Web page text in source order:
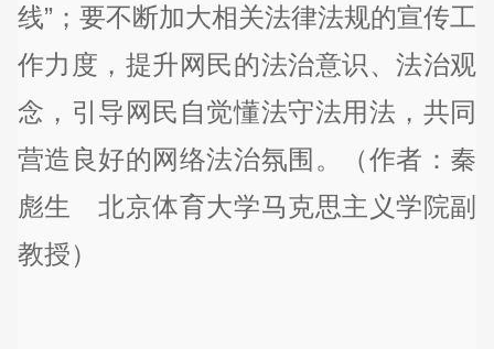
线”；要不断加大相关法律法规的宣传工
作力度，提升网民的法治意识、法治观
念，引导网民自觉懂法守法用法，共同
营造良好的网络法治氛围。（作者：秦
彪生 北京体育大学马克思主义学院副
教授）